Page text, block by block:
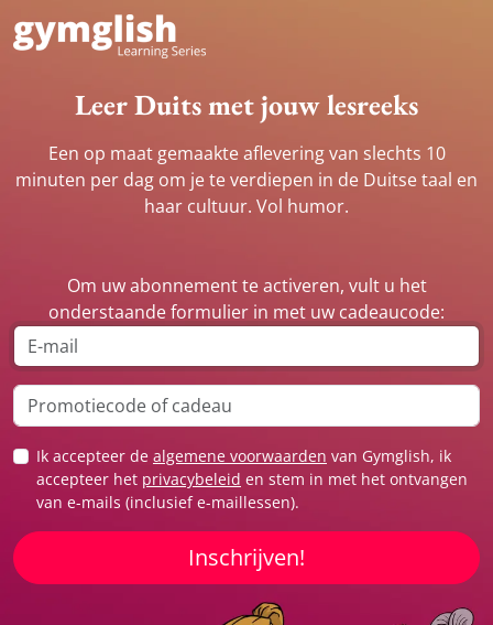
Leer Duits met jouw lesreeks
Een op maat gemaakte aflevering van slechts 10
minuten per dag om je te verdiepen in de Duitse taal en
haar cultuur. Vol humor.
Om uw abonnement te activeren, vult u het
onderstaande formulier in met uw cadeaucode:
Ik accepteer de algemene voorwaarden van Gymglish, ik
accepteer het privacybeleid en stem in met het ontvangen
van e-mails (inclusief e-maillessen).
Inschrijven!